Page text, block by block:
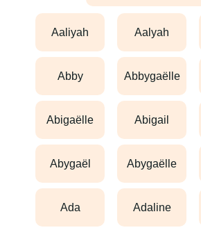
aaliyah aalyah
abby abbygaëlle
abigaëlle abigail
abygaël abygaëlle
ada adaline